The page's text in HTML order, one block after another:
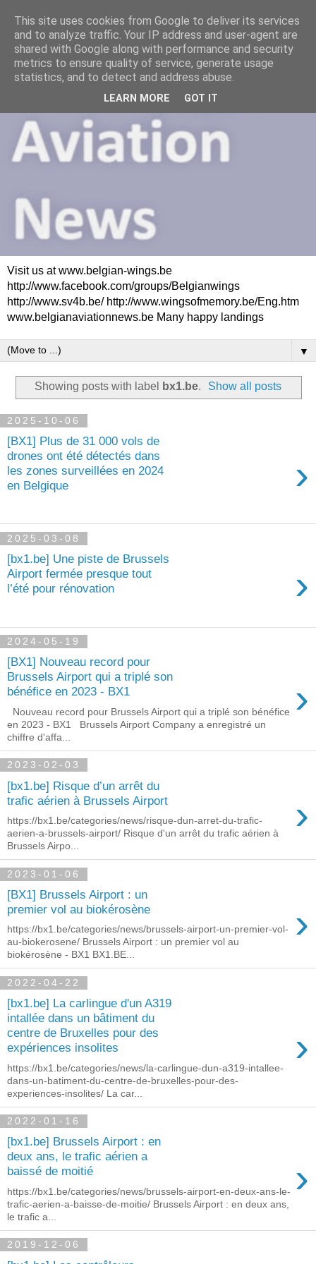
Visit us at www.belgian-wings.be
http://www.facebook.com/groups/Belgianwings
http://www.sv4b.be/ http://www.wingsofmemory.be/Eng.htm
www.belgianaviationnews.be Many happy landings
▼
Showing posts with label bx1.be. Show all posts
2025-10-06
[BX1] Plus de 31 000 vols de
drones ont été détectés dans
les zones surveillées en 2024
en Belgique
›
2025-03-08
[bx1.be] Une piste de Brussels
Airport fermée presque tout
l’été pour rénovation
›
2024-05-19
[BX1] Nouveau record pour
Brussels Airport qui a triplé son
bénéfice en 2023 - BX1
›
Nouveau record pour Brussels Airport qui a triplé son bénéfice
en 2023 - BX1 Brussels Airport Company a enregistré un
chiffre d'affa...
2023-02-03
[bx1.be] Risque d’un arrêt du
trafic aérien à Brussels Airport
›
https://bx1.be/categories/news/risque-dun-arret-du-trafic-
aerien-a-brussels-airport/ Risque d'un arrêt du trafic aérien à
Brussels Airpo...
2023-01-06
[BX1] Brussels Airport : un
premier vol au biokérosène
›
https://bx1.be/categories/news/brussels-airport-un-premier-vol-
au-biokerosene/ Brussels Airport : un premier vol au
biokérosène - BX1 BX1.BE...
2022-04-22
[bx1.be] La carlingue d'un A319
intallée dans un bâtiment du
centre de Bruxelles pour des
expériences insolites
›
https://bx1.be/categories/news/la-carlingue-dun-a319-intallee-
dans-un-batiment-du-centre-de-bruxelles-pour-des-
experiences-insolites/ La car...
2022-01-16
[bx1.be] Brussels Airport : en
deux ans, le trafic aérien a
baissé de moitié
›
https://bx1.be/categories/news/brussels-airport-en-deux-ans-le-
trafic-aerien-a-baisse-de-moitie/ Brussels Airport : en deux ans,
le trafic a...
2019-12-06
This site uses cookies from Google to deliver its services
and to analyze traffic. Your IP address and user-agent are
shared with Google along with performance and security
metrics to ensure quality of service, generate usage
statistics, and to detect and address abuse.
LEARN MORE GOT IT